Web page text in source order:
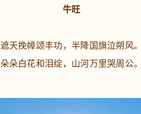
牛旺
遮天挽幛颂丰功，半降国旗泣朔风。
朵朵白花和泪绽，山河万里哭周公。